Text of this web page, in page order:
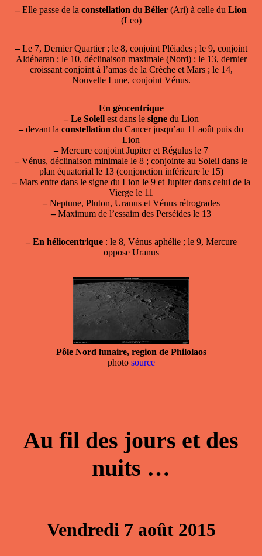
–Elle passe de la constellation du Bélier (Ari) à celle du Lion
(Leo)
–Le 7, Dernier Quartier ; le 8, conjoint Pléiades ; le 9, conjoint
Aldébaran ; le 10, déclinaison maximale (Nord) ; le 13, dernier
croissant conjoint à l’amas de la Crèche et Mars ; le 14,
Nouvelle Lune, conjoint Vénus.
En géocentrique
– Le Soleilest dans le signedu Lion
–devant la constellation du Cancer jusqu’au 11 août puis du
Lion
–Mercure conjoint Jupiter et Régulus le 7
–Vénus, déclinaison minimale le 8 ; conjointe au Soleil dans le
plan équatorial le 13 (conjonction inférieure le 15)
–Mars entre dans le signe du Lion le 9 et Jupiter dans celui de la
Vierge le 11
–Neptune, Pluton, Uranus et Vénus rétrogrades
–Maximum de l’essaim des Perséides le 13
– En héliocentrique: le 8, Vénus aphélie ; le 9, Mercure
oppose Uranus
Pôle Nord lunaire, region de Philolaos
photo source
Au fil des jours et des
nuits …
Vendredi 7 août 2015